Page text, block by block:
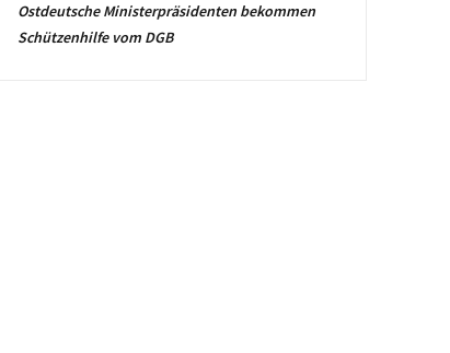
Ostdeutsche Ministerpräsidenten bekommen
Schützenhilfe vom DGB